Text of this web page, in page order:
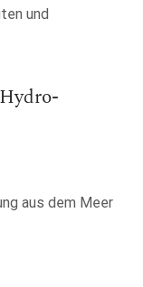
und
aus dem Meer